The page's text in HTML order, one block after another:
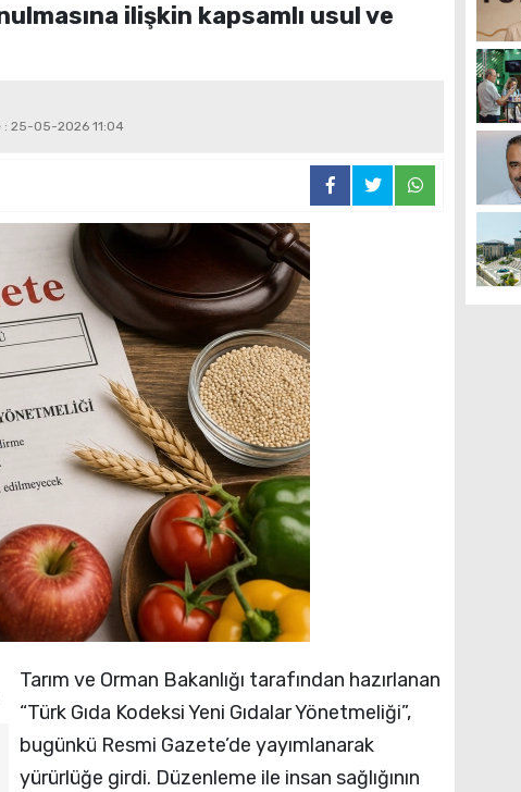
ilişkin kapsamlı usul ve
: 25-05-2026 11:04
Tarım ve Orman Bakanlığı tarafından hazırlanan
“Türk Gıda Kodeksi Yeni Gıdalar Yönetmeliği”,
bugünkü Resmi Gazete’de yayımlanarak
yürürlüğe girdi. Düzenleme ile insan sağlığının